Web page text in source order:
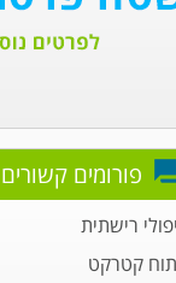
פורומים קשורים
רישתית
קטרקט